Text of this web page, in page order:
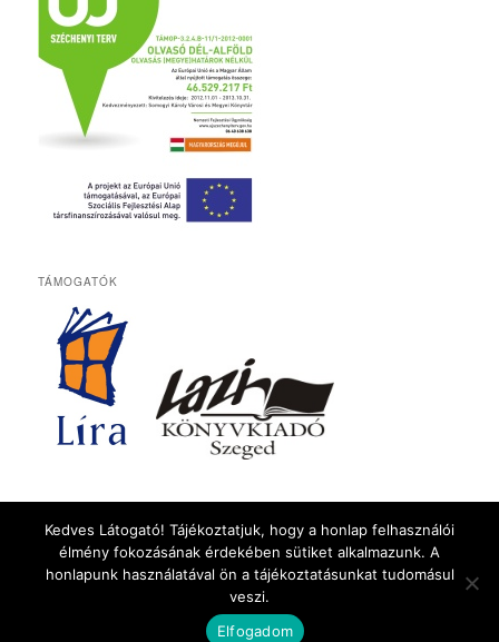
TÁMOGATÓK
Bejelentkezés
Köszönjük WordPress! |Fordítás:DjZoNe
Kedves Látogató! Tájékoztatjuk, hogy a honlap felhasználói
élmény fokozásának érdekében sütiket alkalmazunk. A
honlapunk használatával ön a tájékoztatásunkat tudomásul
veszi.
Elfogadom